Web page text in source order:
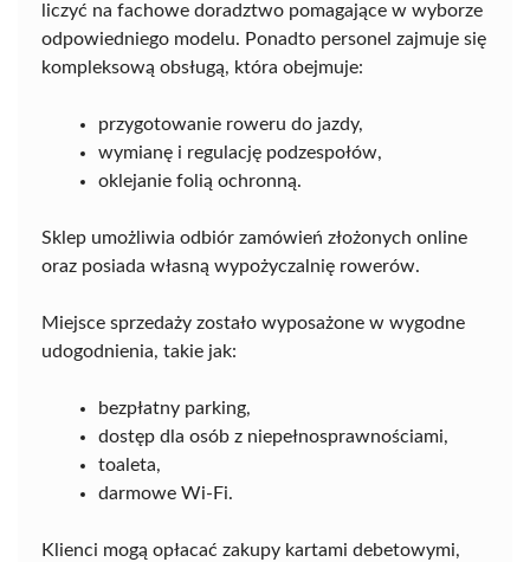
liczyć na fachowe doradztwo pomagające w wyborze
odpowiedniego modelu. Ponadto personel zajmuje się
kompleksową obsługą, która obejmuje:
przygotowanie roweru do jazdy,
wymianę i regulację podzespołów,
oklejanie folią ochronną.
Sklep umożliwia odbiór zamówień złożonych online
oraz posiada własną wypożyczalnię rowerów.
Miejsce sprzedaży zostało wyposażone w wygodne
udogodnienia, takie jak:
bezpłatny parking,
dostęp dla osób z niepełnosprawnościami,
toaleta,
darmowe Wi-Fi.
Klienci mogą opłacać zakupy kartami debetowymi,